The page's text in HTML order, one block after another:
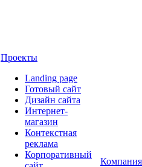
Проекты
Landing page
Готовый сайт
Дизайн сайта
Интернет-
магазин
Контекстная
реклама
Корпоративный
Компания